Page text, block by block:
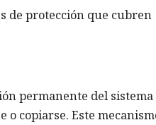
de protección que cubren
permanente del sistema
copiarse. Este